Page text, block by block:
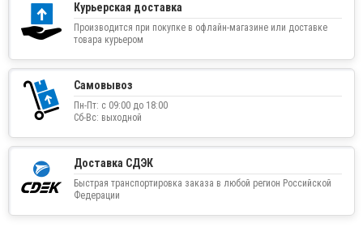
Курьерская доставка
Производится при покупке в офлайн-магазине или доставке
товара курьером
Самовывоз
Пн-Пт: с 09:00 до 18:00
Сб-Вс: выходной
Доставка СДЭК
Быстрая транспортировка заказа в любой регион Российской
Федерации